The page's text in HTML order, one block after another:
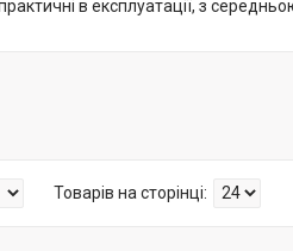
в експлуатації, з